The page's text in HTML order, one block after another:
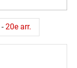
-20e arr.